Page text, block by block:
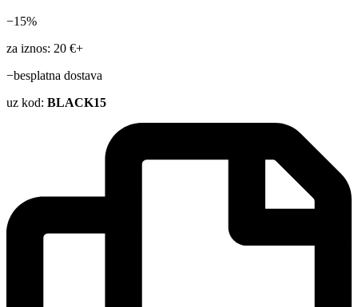
−15%
za iznos: 20 €+
−besplatna dostava
uz kod: BLACK15